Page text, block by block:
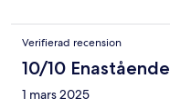
Verifierad recension
10/10 Enastående
1 mars 2025